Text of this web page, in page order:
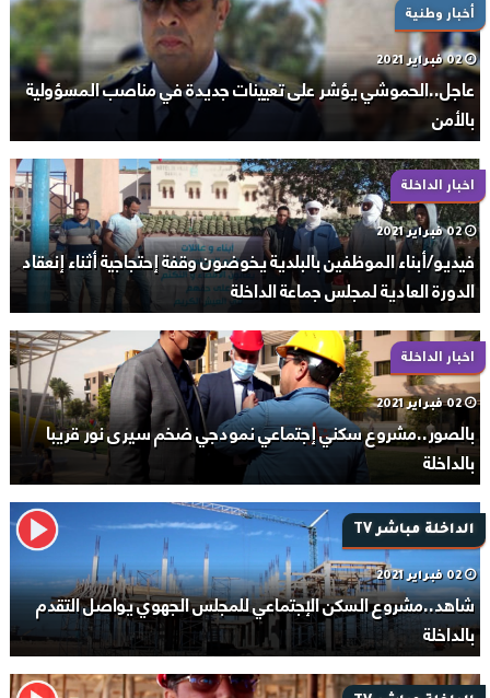
أخبار وطنية
02 فبراير 2021
عاجل..الحموشي يؤشر على تعيينات جديدة في مناصب المسؤولية
بالأمن
اخبار الداخلة
02 فبراير 2021
فيديو/أبناء الموظفين بالبلدية يخوضون وقفة إحتجاجية أثناء إنعقاد
الدورة العادية لمجلس جماعة الداخلة
اخبار الداخلة
02 فبراير 2021
بالصور..مشروع سكني إجتماعي نمودجي ضخم سيرى نور قريبا
بالداخلة
الداخلة مباشر TV
02 فبراير 2021
شاهد..مشروع السكن الإجتماعي للمجلس الجهوي يواصل التقدم
بالداخلة